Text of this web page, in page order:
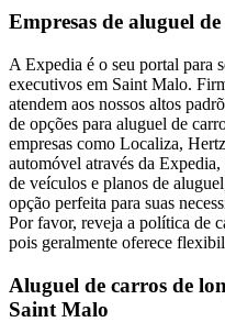
Empresas de aluguel
A Expedia é o seu portal para
executivos em Saint Malo.
atendem aos nossos altos
de opções para aluguel de
empresas como Localiza,
automóvel através da
de veículos e planos de
opção perfeita para suas
Por favor, reveja a política de
pois geralmente oferece
Aluguel de carros de
Saint Malo